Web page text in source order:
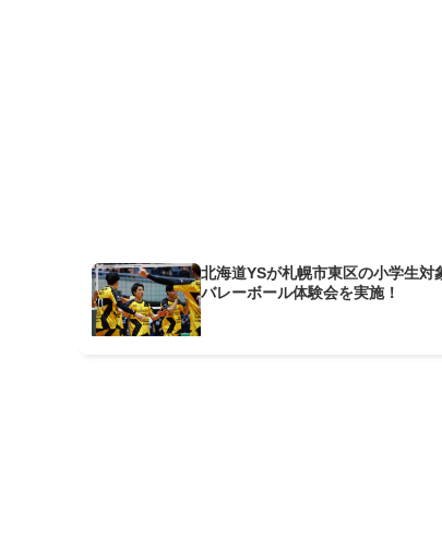
北海道YSが札幌市東区の小学生対
バレーボール体験会を実施！